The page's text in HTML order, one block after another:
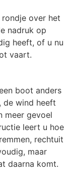
over het
nadruk op
heeft, of u nu
vaart.
boot anders
de wind heeft
meer gevoel
leert u hoe
rechtuit
maar
daarna komt.